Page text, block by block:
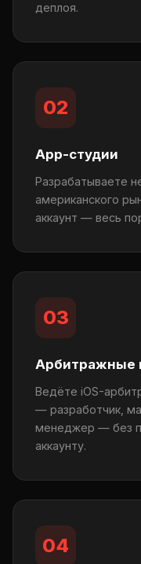
деплоя.
02
App-студии
Разрабатываете
американского
аккаунт — весь
03
Арбитражные
Ведёте iOS-
— разработчик,
менеджер — без
аккаунту.
04